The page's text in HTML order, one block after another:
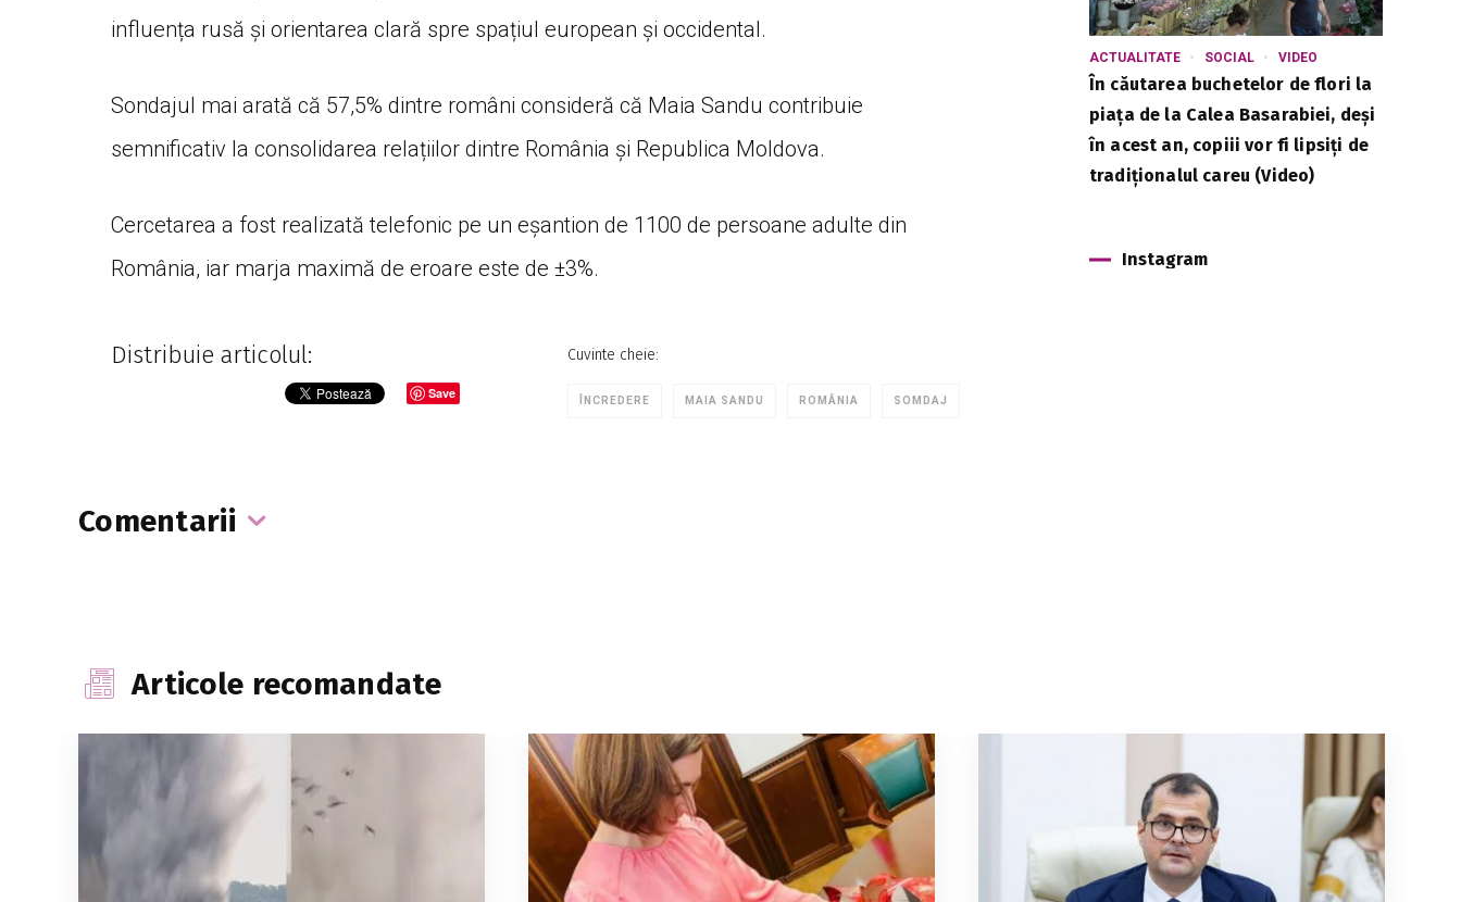
influența rusă și orientarea clară spre spațiul european și occidental.
Sondajul mai arată că 57,5% dintre români consideră că Maia Sandu contribuie
semnificativ la consolidarea relațiilor dintre România și Republica Moldova.
Cercetarea a fost realizată telefonic pe un eșantion de 1100 de persoane adulte din
România, iar marja maximă de eroare este de ±3%.
Distribuie articolul:
Save
Cuvinte cheie:
ÎNCREDERE MAIA SANDU ROMÂNIA SOMDAJ
Comentarii
ACTUALITATE SOCIAL VIDEO
În căutarea buchetelor de flori la
piața de la Calea Basarabiei, deși
în acest an, copiii vor fi lipsiți de
tradiționalul careu (Video)
Instagram
Articole recomandate